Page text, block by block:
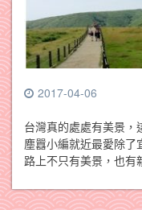
2017-04-06
台灣真的處處有美景，
塵囂小編就近最愛除了
路上不只有美景，也有